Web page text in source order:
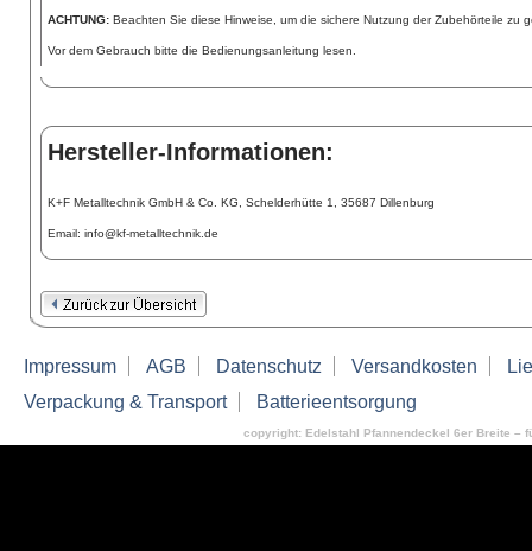
ACHTUNG: Beachten Sie diese Hinweise, um die sichere Nutzung der Zubehörteile zu
Vor dem Gebrauch bitte die Bedienungsanleitung lesen.
Hersteller-Informationen:
K+F Metalltechnik GmbH & Co. KG, Schelderhütte 1, 35687 Dillenburg
Email: info@kf-metalltechnik.de
Impressum AGB Datenschutz Versandkosten
Verpackung & Transport
Batterieentsorgung
copyright: Edelstahl Pfannendeckel 6er Breite –